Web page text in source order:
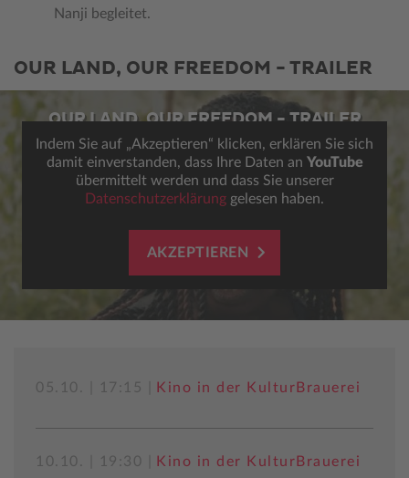
Nanji begleitet.
OUR LAND, OUR FREEDOM - TRAILER
OUR LAND, OUR FREEDOM - TRAILER
Indem Sie auf „Akzeptieren“ klicken, erklären Sie sich
damit einverstanden, dass Ihre Daten an YouTube
übermittelt werden und dass Sie unserer
Datenschutzerklärung gelesen haben.
AKZEPTIEREN
05.10. | 17:15 | Kino in der KulturBrauerei
10.10. | 19:30 | Kino in der KulturBrauerei